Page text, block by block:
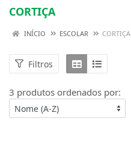
CORTIÇA
INÍCIO ESCOLAR CORTIÇA
Filtros
3 produtos ordenados por: